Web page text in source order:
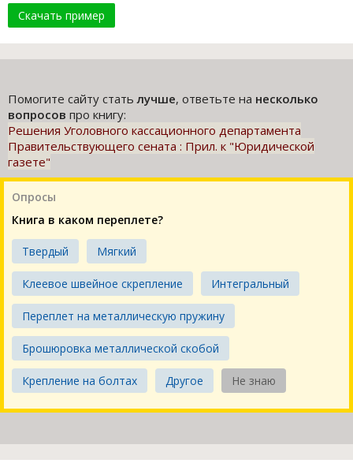
Скачать пример
Помогите сайту статьлучше, ответьте на несколько
вопросов про книгу:
Решения Уголовного кассационного департамента
Правительствующего сената : Прил. к "Юридической
газете"
Опросы
Книга в каком переплете?
Твердый Мягкий
Клеевое швейное скрепление Интегральный
Переплет на металлическую пружину
Брошюровка металлической скобой
Крепление на болтах Другое Не знаю